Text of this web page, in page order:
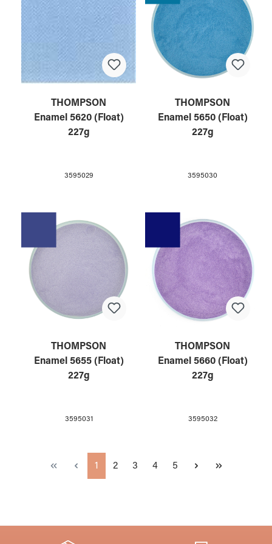
THOMPSON
Enamel 5620 (Float)
227g
3595029
THOMPSON
Enamel 5650 (Float)
227g
3595030
THOMPSON
Enamel 5655 (Float)
227g
3595031
THOMPSON
Enamel 5660 (Float)
227g
3595032
Seite
1 Seite
2 Seite
3 Seite
4 Seite
5